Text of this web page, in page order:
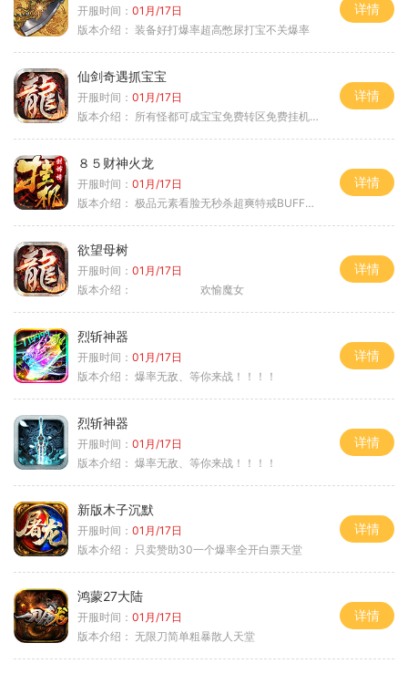
开服时间： 01月/17日
版本介绍： 装备好打爆率超高憋尿打宝不关爆率
详情
仙剑奇遇抓宝宝
开服时间： 01月/17日
版本介绍： 所有怪都可成宝宝免费转区免费挂机活动
详情
８５财神火龙
开服时间： 01月/17日
版本介绍： 极品元素看脸无秒杀超爽特戒BUFF无合成
详情
欲望母树
开服时间： 01月/17日
版本介绍：
欢愉魔女
详情
烈斩神器
开服时间： 01月/17日
版本介绍： 爆率无敌、等你来战！！！！
详情
烈斩神器
开服时间： 01月/17日
版本介绍： 爆率无敌、等你来战！！！！
详情
新版木子沉默
开服时间： 01月/17日
版本介绍： 只卖赞助30一个爆率全开白票天堂
详情
鸿蒙27大陆
开服时间： 01月/17日
版本介绍： 无限刀简单粗暴散人天堂
详情